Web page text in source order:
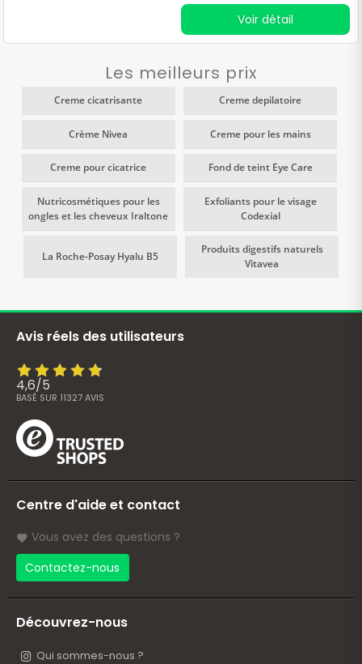
durables dans le soin des
pieds, notamment en
période de sécheresse ou
d'activité.
Voir détail
Les meilleurs prix
Creme cicatrisante Creme depilatoire
Crème Nivea Creme pour les mains
Creme pour cicatrice Fond de teint Eye Care
Nutricosmétiques pour les
ongles et les cheveux Iraltone
Exfoliants pour le visage
Codexial
La Roche-Posay Hyalu B5
Produits digestifs naturels
Vitavea
Avis réels des utilisateurs
4,6/5
BASÉ SUR 11327AVIS
Centre d'aide et contact
Vous avez des questions ?
Contactez-nous
Découvrez-nous
Qui sommes-nous ?